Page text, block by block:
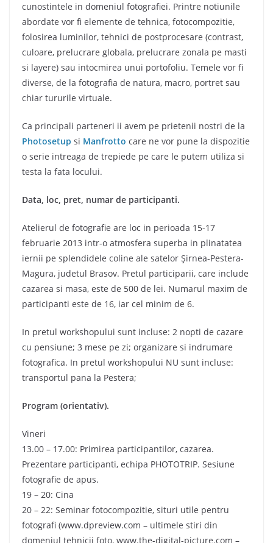
cunostintele in domeniul fotografiei. Printre notiunile
abordate vor fi elemente de tehnica, fotocompozitie,
folosirea luminilor, tehnici de postprocesare (contrast,
culoare, prelucrare globala, prelucrare zonala pe masti
si layere) sau intocmirea unui portofoliu. Temele vor fi
diverse, de la fotografia de natura, macro, portret sau
chiar tururile virtuale.
Ca principali parteneri ii avem pe prietenii nostri de la
Photosetup si Manfrotto care ne vor pune la dispozitie
o serie intreaga de trepiede pe care le putem utiliza si
testa la fata locului.
Data, loc, pret, numar de participanti.
Atelierul de fotografie are loc in perioada 15-17
februarie 2013 intr-o atmosfera superba in plinatatea
iernii pe splendidele coline ale satelor Şirnea-Pestera-
Magura, judetul Brasov. Pretul participarii, care include
cazarea si masa, este de 500 de lei. Numarul maxim de
participanti este de 16, iar cel minim de 6.
In pretul workshopului sunt incluse: 2 nopti de cazare
cu pensiune; 3 mese pe zi; organizare si indrumare
fotografica. In pretul workshopului NU sunt incluse:
transportul pana la Pestera;
Program (orientativ).
Vineri
13.00 – 17.00: Primirea participantilor, cazarea.
Prezentare participanti, echipa PHOTOTRIP. Sesiune
fotografie de apus.
19 – 20: Cina
20 – 22: Seminar fotocompozitie, situri utile pentru
fotografi (www.dpreview.com – ultimele stiri din
domeniul tehnicii foto, www.the-digital-picture.com –